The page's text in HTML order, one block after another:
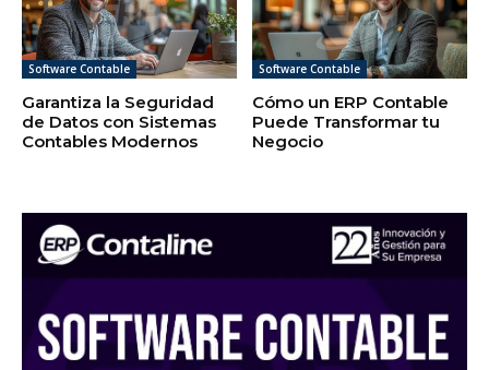
Software Contable
Garantiza la Seguridad
de Datos con Sistemas
Contables Modernos
Software Contable
Cómo un ERP Contable
Puede Transformar tu
Negocio